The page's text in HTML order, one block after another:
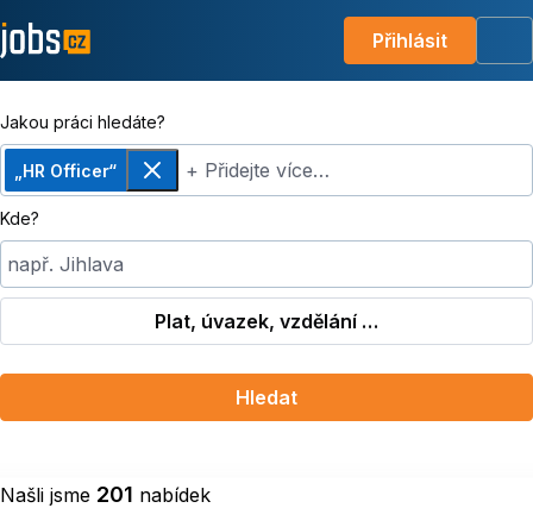
Přihlásit
Jakou práci hledáte?
„HR Officer“
Odebrat+ Přidejte více…
Kde?
např. Jihlava
Plat, úvazek, vzdělání …
Hledat
Našli jsme 201 nabídek